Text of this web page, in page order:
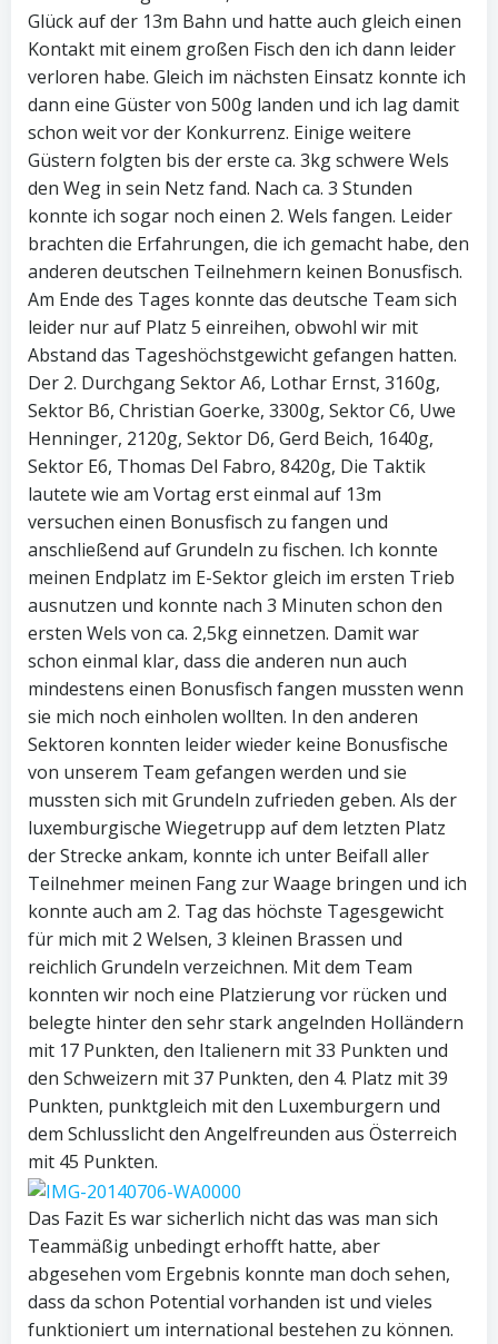
Glück auf der 13m Bahn und hatte auch gleich einen
Kontakt mit einem großen Fisch den ich dann leider
verloren habe. Gleich im nächsten Einsatz konnte ich
dann eine Güster von 500g landen und ich lag damit
schon weit vor der Konkurrenz. Einige weitere
Güstern folgten bis der erste ca. 3kg schwere Wels
den Weg in sein Netz fand. Nach ca. 3 Stunden
konnte ich sogar noch einen 2. Wels fangen. Leider
brachten die Erfahrungen, die ich gemacht habe, den
anderen deutschen Teilnehmern keinen Bonusfisch.
Am Ende des Tages konnte das deutsche Team sich
leider nur auf Platz 5 einreihen, obwohl wir mit
Abstand das Tageshöchstgewicht gefangen hatten.
Der 2. Durchgang Sektor A6, Lothar Ernst, 3160g,
Sektor B6, Christian Goerke, 3300g, Sektor C6, Uwe
Henninger, 2120g, Sektor D6, Gerd Beich, 1640g,
Sektor E6, Thomas Del Fabro, 8420g, Die Taktik
lautete wie am Vortag erst einmal auf 13m
versuchen einen Bonusfisch zu fangen und
anschließend auf Grundeln zu fischen. Ich konnte
meinen Endplatz im E-Sektor gleich im ersten Trieb
ausnutzen und konnte nach 3 Minuten schon den
ersten Wels von ca. 2,5kg einnetzen. Damit war
schon einmal klar, dass die anderen nun auch
mindestens einen Bonusfisch fangen mussten wenn
sie mich noch einholen wollten. In den anderen
Sektoren konnten leider wieder keine Bonusfische
von unserem Team gefangen werden und sie
mussten sich mit Grundeln zufrieden geben. Als der
luxemburgische Wiegetrupp auf dem letzten Platz
der Strecke ankam, konnte ich unter Beifall aller
Teilnehmer meinen Fang zur Waage bringen und ich
konnte auch am 2. Tag das höchste Tagesgewicht
für mich mit 2 Welsen, 3 kleinen Brassen und
reichlich Grundeln verzeichnen. Mit dem Team
konnten wir noch eine Platzierung vor rücken und
belegte hinter den sehr stark angelnden Holländern
mit 17 Punkten, den Italienern mit 33 Punkten und
den Schweizern mit 37 Punkten, den 4. Platz mit 39
Punkten, punktgleich mit den Luxemburgern und
dem Schlusslicht den Angelfreunden aus Österreich
mit 45 Punkten.
Das Fazit Es war sicherlich nicht das was man sich
Teammäßig unbedingt erhofft hatte, aber
abgesehen vom Ergebnis konnte man doch sehen,
dass da schon Potential vorhanden ist und vieles
funktioniert um international bestehen zu können.